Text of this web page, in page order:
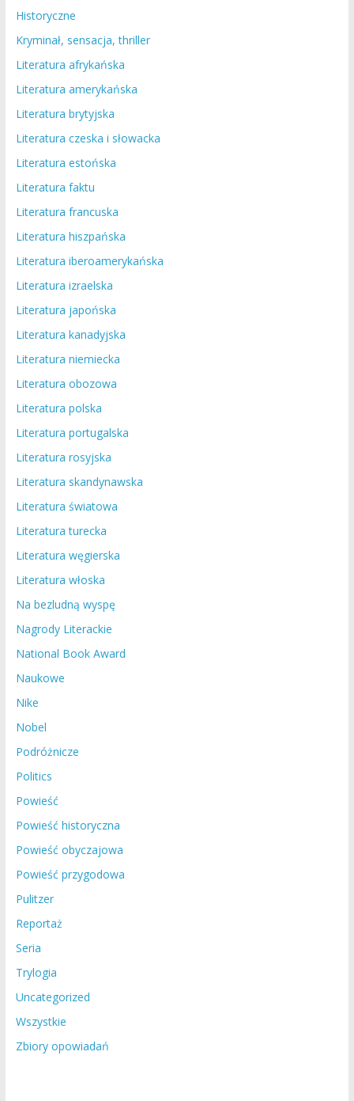
Historyczne
Kryminał, sensacja, thriller
Literatura afrykańska
Literatura amerykańska
Literatura brytyjska
Literatura czeska i słowacka
Literatura estońska
Literatura faktu
Literatura francuska
Literatura hiszpańska
Literatura iberoamerykańska
Literatura izraelska
Literatura japońska
Literatura kanadyjska
Literatura niemiecka
Literatura obozowa
Literatura polska
Literatura portugalska
Literatura rosyjska
Literatura skandynawska
Literatura światowa
Literatura turecka
Literatura węgierska
Literatura włoska
Na bezludną wyspę
Nagrody Literackie
National Book Award
Naukowe
Nike
Nobel
Podróżnicze
Politics
Powieść
Powieść historyczna
Powieść obyczajowa
Powieść przygodowa
Pulitzer
Reportaż
Seria
Trylogia
Uncategorized
Wszystkie
Zbiory opowiadań